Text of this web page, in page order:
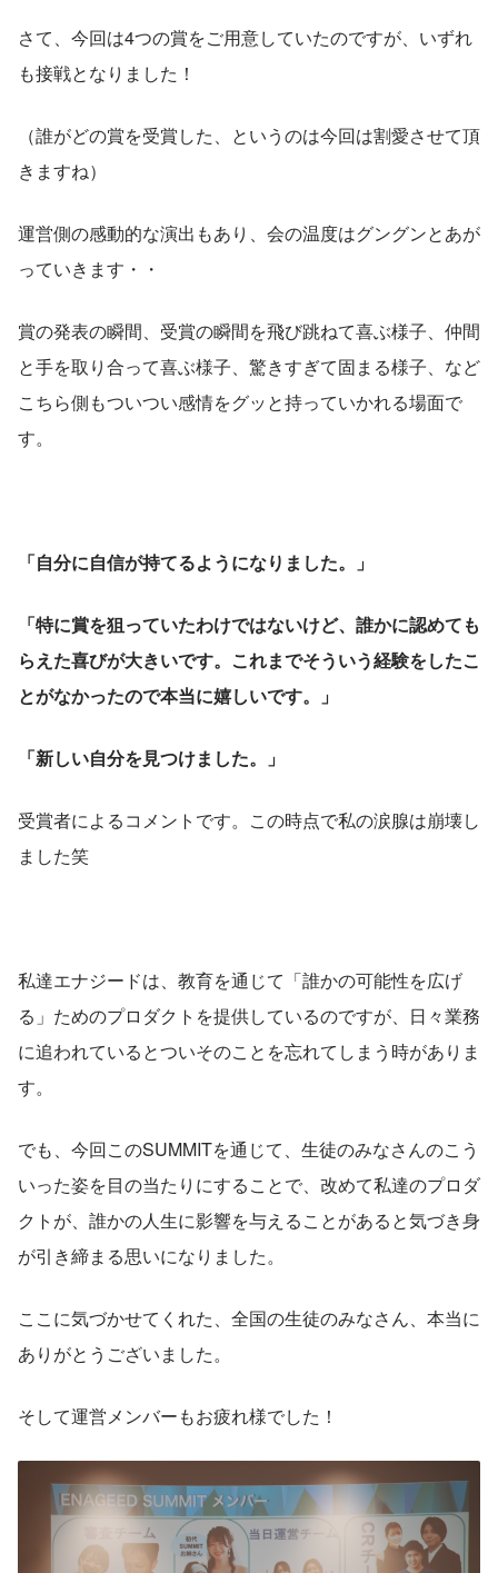
さて、今回は4つの賞をご用意していたのですが、いずれ
も接戦となりました！
（誰がどの賞を受賞した、というのは今回は割愛させて頂
きますね）
運営側の感動的な演出もあり、会の温度はグングンとあが
っていきます・・
賞の発表の瞬間、受賞の瞬間を飛び跳ねて喜ぶ様子、仲間
と手を取り合って喜ぶ様子、驚きすぎて固まる様子、など
こちら側もついつい感情をグッと持っていかれる場面で
す。
「自分に自信が持てるようになりました。」
「特に賞を狙っていたわけではないけど、誰かに認めても
らえた喜びが大きいです。これまでそういう経験をしたこ
とがなかったので本当に嬉しいです。」
「新しい自分を見つけました。」
受賞者によるコメントです。この時点で私の涙腺は崩壊し
ました笑
私達エナジードは、教育を通じて「誰かの可能性を広げ
る」ためのプロダクトを提供しているのですが、日々業務
に追われているとついそのことを忘れてしまう時がありま
す。
でも、今回このSUMMITを通じて、生徒のみなさんのこう
いった姿を目の当たりにすることで、改めて私達のプロダ
クトが、誰かの人生に影響を与えることがあると気づき身
が引き締まる思いになりました。
ここに気づかせてくれた、全国の生徒のみなさん、本当に
ありがとうございました。
そして運営メンバーもお疲れ様でした！